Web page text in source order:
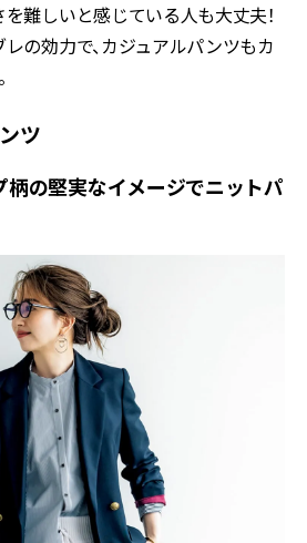
難しいと感じている人も大丈夫！
の効力で、カジュアルパンツもカ
ツ
の堅実なイメージでニットパ